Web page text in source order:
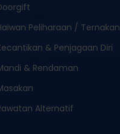
Peliharaan / Ternakan
& Penjagaan Diri
& Rendaman
Alternatif